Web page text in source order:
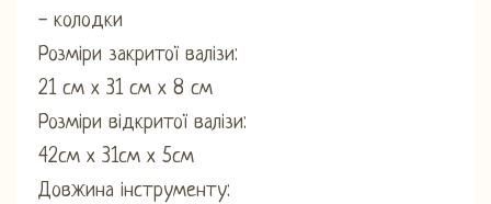
- колодки
Розміри закритої валізи:
21 см х 31 см х 8 см
Розміри відкритої валізи:
42см х 31см х 5см
Довжина інструменту: